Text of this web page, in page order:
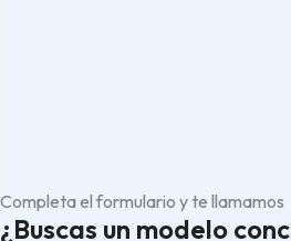
Completa el formulario y te llamamos
¿Buscas un modelo